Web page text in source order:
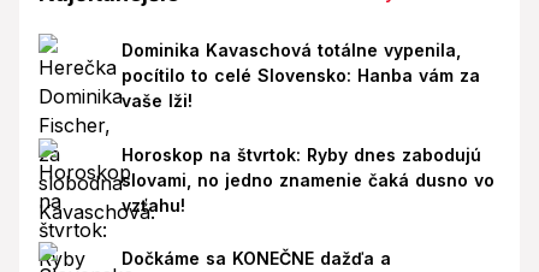
Dominika Kavaschová totálne vypenila,
pocítilo to celé Slovensko: Hanba vám za
vaše lži!
Horoskop na štvrtok: Ryby dnes zabodujú
slovami, no jedno znamenie čaká dusno vo
vzťahu!
Dočkáme sa KONEČNE dažďa a